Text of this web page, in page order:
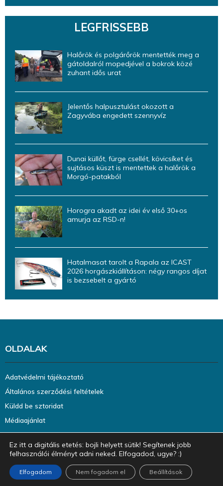
LEGFRISSEBB
Halőrök és polgárőrök mentették meg a
gátoldalról mopedjével a bokrok közé
zuhant idős urat
Jelentős halpusztulást okozott a
Zagyvába engedett szennyvíz
Dunai küllőt, fürge csellét, kövicsíket és
sujtásos küszt is mentettek a halőrök a
Morgó-patakból
Horogra akadt az idei év első 30+os
amurja az RSD-n!
Hatalmasat tarolt a Rapala az ICAST
2026 horgászkiállításon: négy rangos díjat
is bezsebelt a gyártó
OLDALAK
Adatvédelmi tájékoztató
Általános szerződési feltételek
Küldd be sztoridat
Médiaajánlat
@2023 - halazin.hu. Minden jog fenntartva.
Ez itt a digitális etetés: bojli helyett sütik! Segítenek jobb
felhasználói élményt adni neked. Elfogadod, ugye? :)
Elfogadom Nem fogadom el Beállítások